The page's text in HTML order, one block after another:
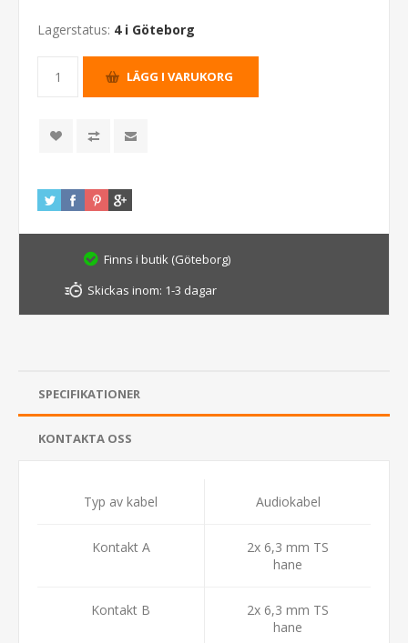
Lagerstatus: 4 i Göteborg
Finns i butik (Göteborg)
Skickas inom: 1-3 dagar
SPECIFIKATIONER
KONTAKTA OSS
Typ av kabel Audiokabel
Kontakt A
2x 6,3 mm TS
hane
Kontakt B
2x 6,3 mm TS
hane